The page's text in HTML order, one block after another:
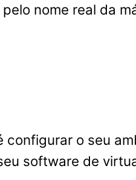
nome real da
o seu
software de